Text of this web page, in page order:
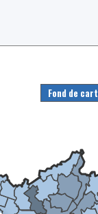
Fond de